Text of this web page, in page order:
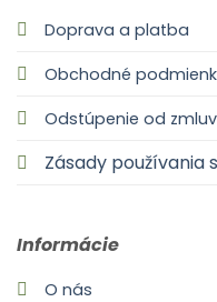
Doprava a platba
Obchodné
Odstúpenie od
Zásady používania
Informácie
O nás